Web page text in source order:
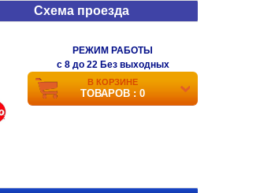
Схема проезда
РЕЖИМ РАБОТЫ
c 8 до 22 Без выходных
В КОРЗИНЕ
ТОВАРОВ : 0